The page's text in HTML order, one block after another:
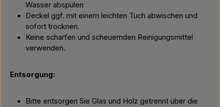
Wasser abspülen
Deckel ggf. mit einem leichten Tuch abwischen und
sofort trocknen.
Keine scharfen und scheuernden Reinigungsmittel
verwenden.
Entsorgung:
Bitte entsorgen Sie Glas und Holz getrennt über die